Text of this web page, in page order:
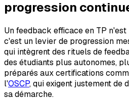
progression
Un feedback efficace en TP
c'est un levier de progression
qui intègrent des rituels de
des étudiants plus autonomes,
préparés aux certifications
l'OSCP, qui exigent justement de
sa démarche.